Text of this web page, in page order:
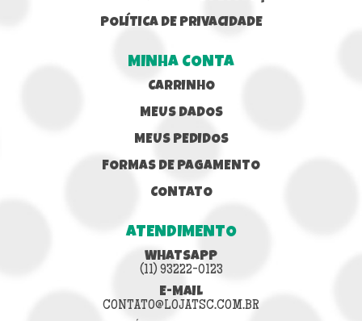
POLÍTICA DE PRIVACIDADE
MINHA CONTA
CARRINHO
MEUS DADOS
MEUS PEDIDOS
FORMAS DE PAGAMENTO
CONTATO
ATENDIMENTO
WHATSAPP
(11) 93222-0123
E-MAIL
CONTATO@LOJATSC.COM.BR